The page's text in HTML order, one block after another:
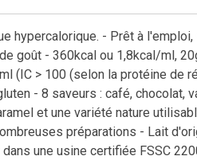
hypercalorique. - Prêt à
goût - 360kcal ou 1,8kcal/ml,
(IC > 100 (selon la protéine de
- 8 saveurs : café, chocolat,
et une variété nature
préparations - Lait
une usine certifiée FSSC